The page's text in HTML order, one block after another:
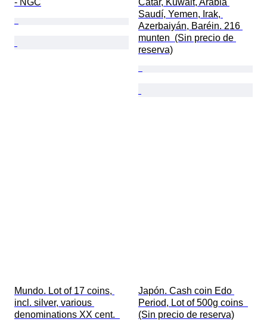
- NGC
Catar, Kuwait, Arabia
Saudí, Yemen, Irak,
Azerbaiyán, Baréin. 216
munten  (Sin precio de
reserva)
Mundo. Lot of 17 coins,
incl. silver, various
denominations XX cent.
Japón. Cash coin Edo
Period, Lot of 500g coins
(Sin precio de reserva)